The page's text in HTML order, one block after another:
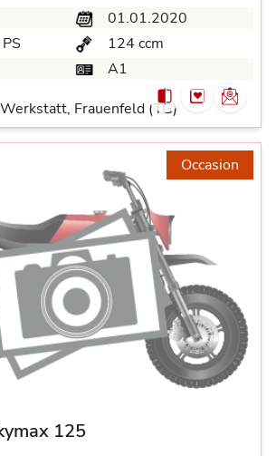
01.01.2020
124 ccm
A1
Frauenfeld (TG)
Occasion
125